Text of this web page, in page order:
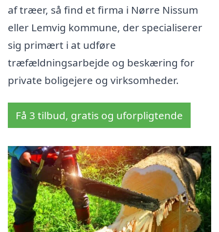
af træer, så find et firma i Nørre Nissum
eller Lemvig kommune, der specialiserer
sig primært i at udføre
træfældningsarbejde og beskæring for
private boligejere og virksomheder.
Få 3 tilbud, gratis og uforpligtende